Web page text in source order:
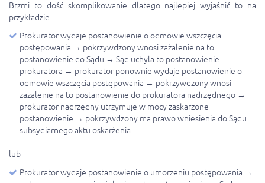
Brzmi to dość skomplikowanie dlatego najlepiej wyjaśnić to na
przykładzie.
Prokurator wydaje postanowienie o odmowie wszczęcia
postępowania → pokrzywdzony wnosi zażalenie na to
postanowienie do Sądu → Sąd uchyla to postanowienie
prokuratora → prokurator ponownie wydaje postanowienie o
odmowie wszczęcia postępowania → pokrzywdzony wnosi
zażalenie na to postanowienie do prokuratora nadrzędnego →
prokurator nadrzędny utrzymuje w mocy zaskarżone
postanowienie → pokrzywdzony ma prawo wniesienia do Sądu
subsydiarnego aktu oskarżenia
lub
Prokurator wydaje postanowienie o umorzeniu postępowania →